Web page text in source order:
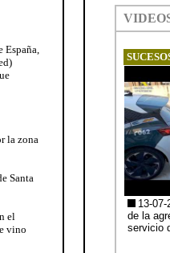
España,
la zona
Santa
el
vino